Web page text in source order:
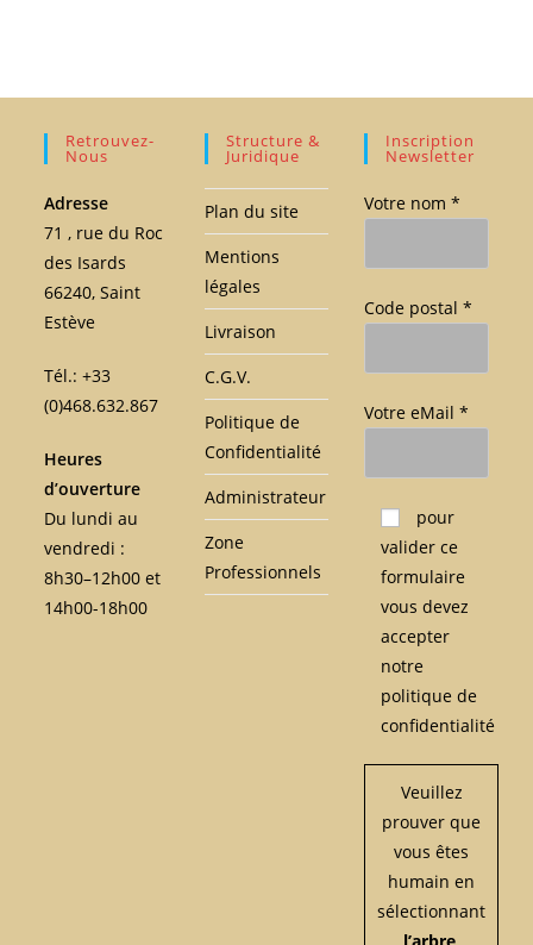
Retrouvez-
Nous
Adresse
71 , rue du Roc
des Isards
66240, Saint
Estève
Tél.: +33
(0)468.632.867
Heures
d’ouverture
Du lundi au
vendredi :
8h30–12h00 et
14h00-18h00
Structure &
Juridique
Plan du site
Mentions
légales
Livraison
C.G.V.
Politique de
Confidentialité
Administrateur
Zone
Professionnels
Inscription
Newsletter
Votre nom *
Code postal *
Votre eMail *
Veuillez laisser ce
pour
valider ce
formulaire
vous devez
accepter
notre
politique de
confidentialité
Veuillez
prouver que
vous êtes
humain en
sélectionnant